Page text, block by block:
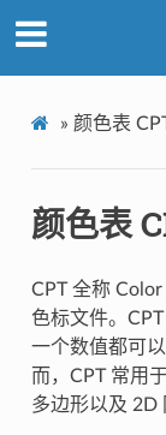
» 颜色表
颜色表
CPT 全称
色标文件。
一个数值都可
而，CPT 常用
多边形以及 2D